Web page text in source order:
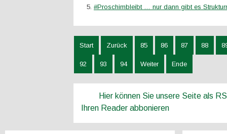
#Proschimbleibt … nur dann gibt es
Start Zurück 85 86 87 88
92 93 94 Weiter Ende
Hier können Sie unsere Seite als
Ihren Reader abbonieren